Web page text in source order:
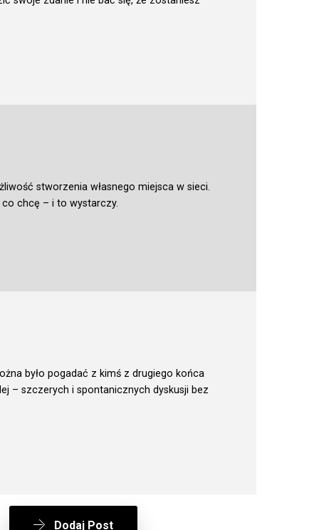
stworzenia własnego miejsca w sieci.
chcę – i to wystarczy.
było pogadać z kimś z drugiego końca
– szczerych i spontanicznych dyskusji bez
Dodaj Post